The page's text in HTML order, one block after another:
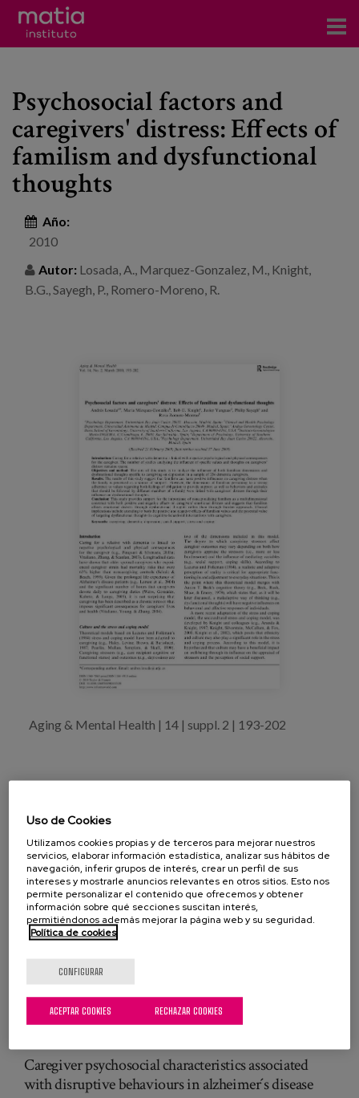
Investigación
Publicaciones
Participación en foros
Formación
Eventos
Trabaja con nosotros
Canal de denuncias
Psychosocial factors and
caregivers' distress: Effects of
familism and dysfunctional
thoughts
Año:
2010
Autor: Losada, A., Marquez-Gonzalez, M., Knight,
B.G., Sayegh, P., Romero-Moreno, R.
Aging & Mental Health | 14 | suppl. 2 | 193-202
salud psíquica
PUBLICACIONES RELACIONADAS
Psychosocial factors and caregivers’ distress: Effects
of familism and dysfunctional thoughts
Caregiver psychosocial characteristics associated
with disruptive behaviours in alzheimer´s disease
Uso de Cookies
Utilizamos cookies propias y de terceros para mejorar nuestros
servicios, elaborar información estadística, analizar sus hábitos de
navegación, inferir grupos de interés, crear un perfil de sus
intereses y mostrarle anuncios relevantes en otros sitios. Esto nos
permite personalizar el contenido que ofrecemos y obtener
información sobre qué secciones suscitan interés,
permitiéndonos además mejorar la página web y su seguridad.
Política de cookies
CONFIGURAR
RECHAZAR COOKIES
ACEPTAR COOKIES